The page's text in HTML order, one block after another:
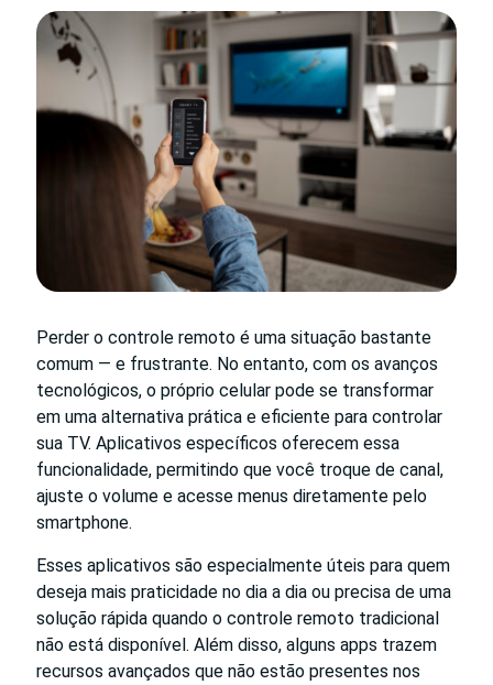
Perder o controle remoto é uma situação bastante
comum — e frustrante. No entanto, com os avanços
tecnológicos, o próprio celular pode se transformar
em uma alternativa prática e eficiente para controlar
sua TV. Aplicativos específicos oferecem essa
funcionalidade, permitindo que você troque de canal,
ajuste o volume e acesse menus diretamente pelo
smartphone.
Esses aplicativos são especialmente úteis para quem
deseja mais praticidade no dia a dia ou precisa de uma
solução rápida quando o controle remoto tradicional
não está disponível. Além disso, alguns apps trazem
recursos avançados que não estão presentes nos